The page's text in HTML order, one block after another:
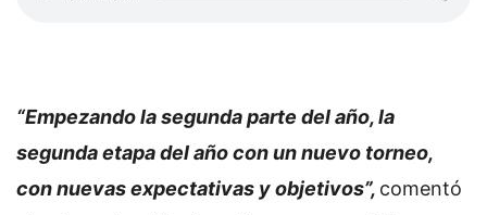
“Empezando la segunda parte del año, la
segunda etapa del año con un nuevo torneo,
con nuevas expectativas y objetivos”, comentó